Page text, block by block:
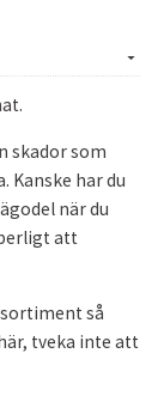
skador som
Kanske har du
när du
att
så
tveka inte att